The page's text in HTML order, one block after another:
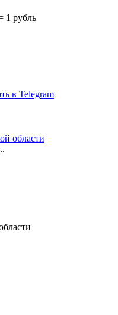
1 рубль
в Telegram
области